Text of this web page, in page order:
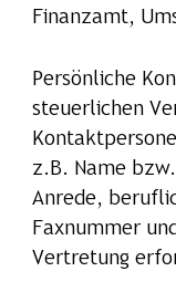
Finanzamt,
Persönliche
steuerlichen
z.B. Name
Anrede,
Faxnummer
Vertretung